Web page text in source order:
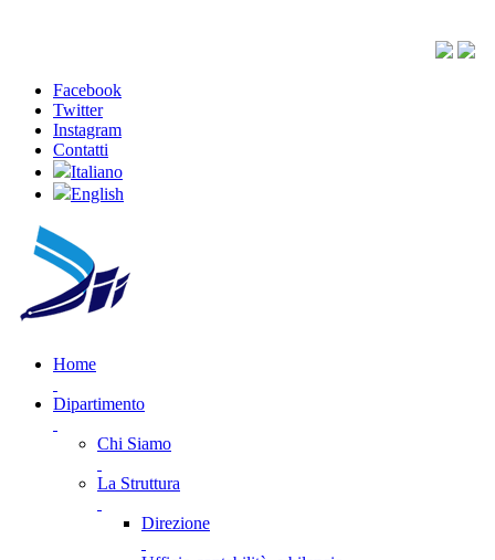
Facebook
Twitter
Instagram
Contatti
Italiano
English
Home
Dipartimento
Chi Siamo
La Struttura
Direzione